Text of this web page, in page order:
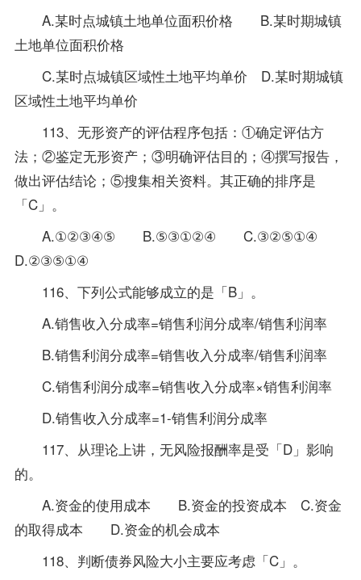
A.某时点城镇土地单位面积价格 B.某时期城镇
土地单位面积价格
C.某时点城镇区域性土地平均单价 D.某时期城镇
区域性土地平均单价
113、无形资产的评估程序包括：①确定评估方
法；②鉴定无形资产；③明确评估目的；④撰写报告，
做出评估结论；⑤搜集相关资料。其正确的排序是
「C」。
A.①②③④⑤ B.⑤③①②④ C.③②⑤①④
D.②③⑤①④
116、下列公式能够成立的是「B」。
A.销售收入分成率=销售利润分成率/销售利润率
B.销售利润分成率=销售收入分成率/销售利润率
C.销售利润分成率=销售收入分成率×销售利润率
D.销售收入分成率=1-销售利润分成率
117、从理论上讲，无风险报酬率是受「D」影响
的。
A.资金的使用成本 B.资金的投资成本 C.资金
的取得成本 D.资金的机会成本
118、判断债券风险大小主要应考虑「C」。